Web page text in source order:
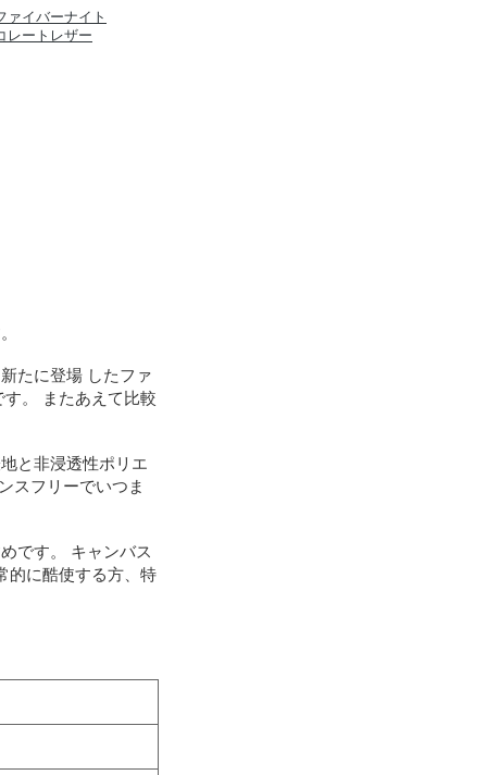
ァイバーナイト
レートレザー
たに登場 したファ
。 またあえて比較
と非浸透性ポリエ
スフリーでいつま
です。 キャンバス
的に酷使する方、特